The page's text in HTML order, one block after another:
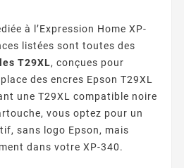
à l’Expression Home XP-
listées sont toutes des
T29XL, conçues pour
des encres Epson T29XL
une T29XL compatible noire
vous optez pour un
sans logo Epson, mais
dans votre XP-340.